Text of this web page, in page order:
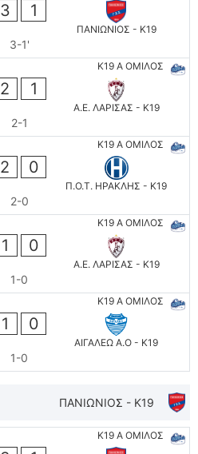
3 1
ΠΑΝΙΩΝΙΟΣ - K19
3-1'
K19 Α ΟΜΙΛΟΣ
2 1
Α.Ε. ΛΑΡΙΣΑΣ - K19
2-1
K19 Α ΟΜΙΛΟΣ
2 0
Π.Ο.Τ. ΗΡΑΚΛΗΣ - K19
2-0
K19 Α ΟΜΙΛΟΣ
1 0
Α.Ε. ΛΑΡΙΣΑΣ - K19
1-0
K19 Α ΟΜΙΛΟΣ
1 0
ΑΙΓΑΛΕΩ A.O - K19
1-0
ΠΑΝΙΩΝΙΟΣ - K19
K19 Α ΟΜΙΛΟΣ